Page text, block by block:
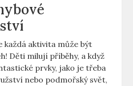
každá aktivita může být
Děti milují příběhy, a ‍když
⁤prvky,⁣ jako je třeba
nebo ⁢podmořský svět,